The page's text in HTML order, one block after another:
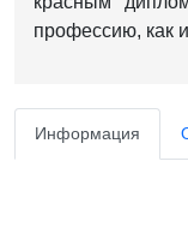
профессию, как
Информация